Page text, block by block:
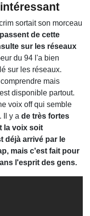
sortait son morceau
de cette
sur les réseaux
du 94 l'a bien
sur les réseaux.
mais
disponible partout.
voix off qui semble
Il y a de très fortes
la voix soit
déjà arrivé par le
mais c'est fait pour
l'esprit des gens.